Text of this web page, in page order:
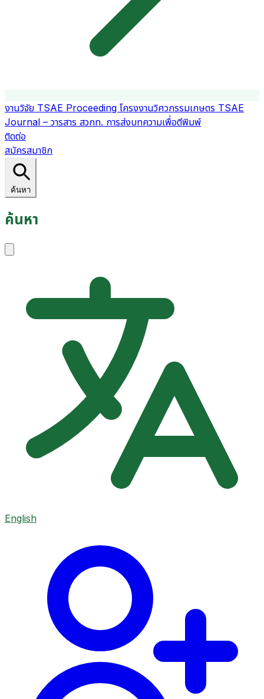
งานวิจัย TSAE Proceeding โครงงานวิศวกรรมเกษตร TSAE
Journal – วารสาร สวกท. การส่งบทความเพื่อตีพิมพ์
ติดต่อ
สมัครสมาชิก
ค้นหา
ค้นหา
English